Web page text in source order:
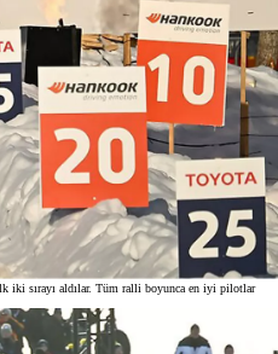
iki sırayı aldılar. Tüm ralli boyunca en iyi pilotlar